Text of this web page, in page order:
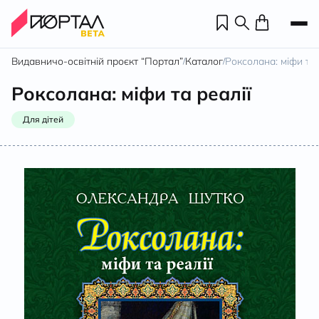
Видавничо-освітній проєкт “Портал”/Каталог/Роксолана: міфи та
Роксолана: міфи та реалії
Для дітей